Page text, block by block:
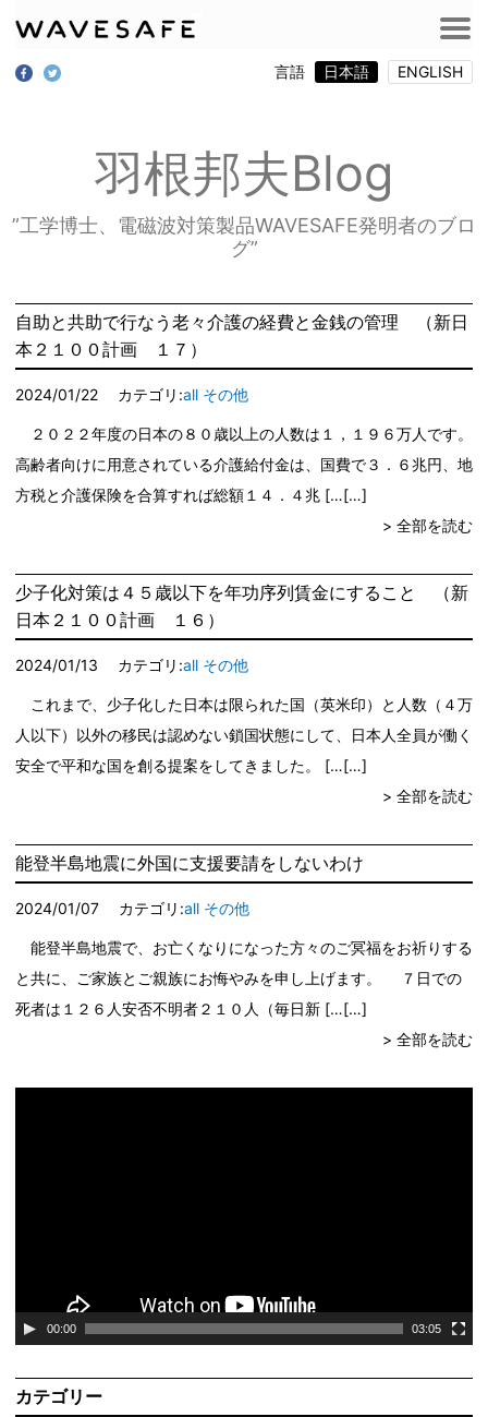
言語 日本語 ENGLISH
羽根邦夫Blog
”工学博士、電磁波対策製品WAVESAFE発明者のブロ
グ”
自助と共助で行なう老々介護の経費と金銭の管理 （新日
本２１００計画 １７）
2024/01/22 カテゴリ:all その他
２０２２年度の日本の８０歳以上の人数は１，１９６万人です。
高齢者向けに用意されている介護給付金は、国費で３．６兆円、地
方税と介護保険を合算すれば総額１４．４兆 […
> 全部を読む
少子化対策は４５歳以下を年功序列賃金にすること （新
日本２１００計画 １６）
2024/01/13 カテゴリ:all その他
これまで、少子化した日本は限られた国（英米印）と人数（４万
人以下）以外の移民は認めない鎖国状態にして、日本人全員が働く
安全で平和な国を創る提案をしてきました。 […
> 全部を読む
能登半島地震に外国に支援要請をしないわけ
2024/01/07 カテゴリ:all その他
能登半島地震で、お亡くなりになった方々のご冥福をお祈りする
と共に、ご家族とご親族にお悔やみを申し上げます。 ７日での
死者は１２６人安否不明者２１０人（毎日新 […
> 全部を読む
00:00 03:05
カテゴリー